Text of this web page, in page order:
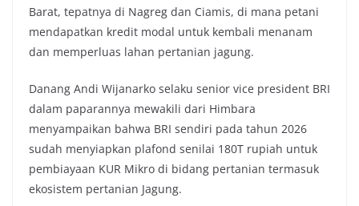
Barat, tepatnya di Nagreg dan Ciamis, di mana petani
mendapatkan kredit modal untuk kembali menanam
dan memperluas lahan pertanian jagung.
Danang Andi Wijanarko selaku senior vice president BRI
dalam paparannya mewakili dari Himbara
menyampaikan bahwa BRI sendiri pada tahun 2026
sudah menyiapkan plafond senilai 180T rupiah untuk
pembiayaan KUR Mikro di bidang pertanian termasuk
ekosistem pertanian Jagung.